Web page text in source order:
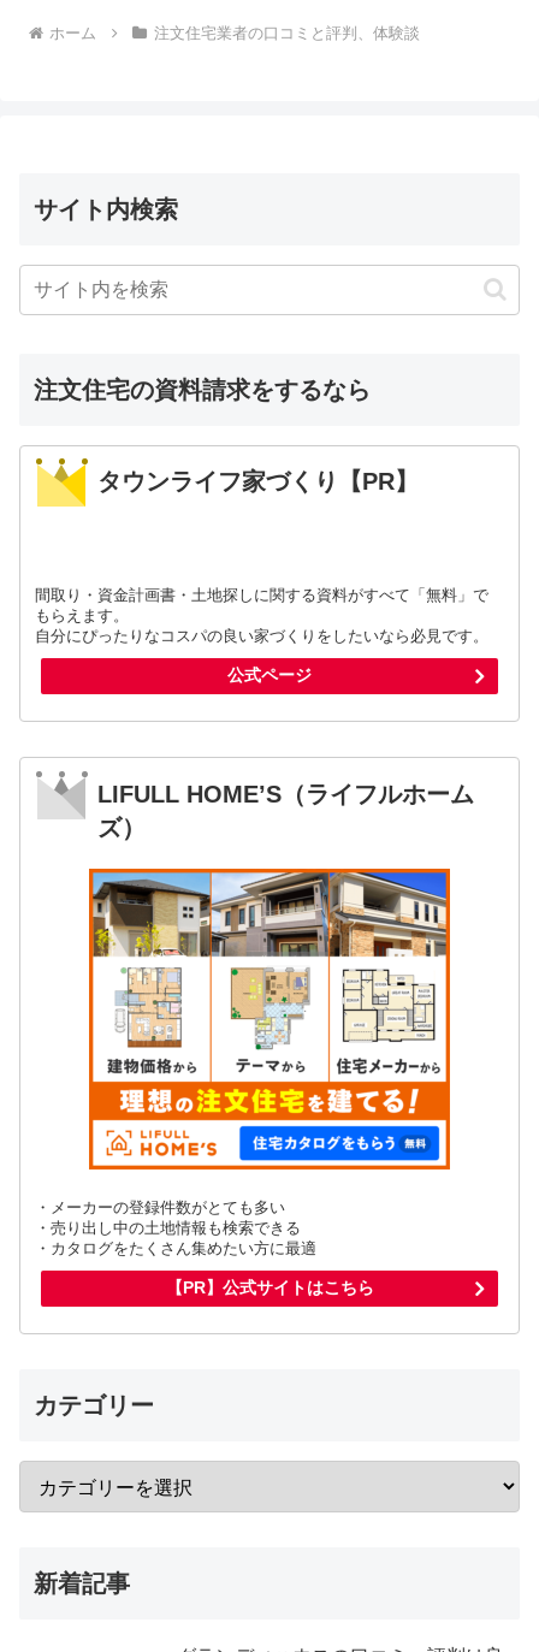
ホーム 注文住宅業者の口コミと評判、体験談
サイト内検索
注文住宅の資料請求をするなら
タウンライフ家づくり【PR】
間取り・資金計画書・土地探しに関する資料がすべて「無料」で
もらえます。
自分にぴったりなコスパの良い家づくりをしたいなら必見です。
公式ページ
LIFULL HOME’S（ライフルホーム
ズ）
・メーカーの登録件数がとても多い
・売り出し中の土地情報も検索できる
・カタログをたくさん集めたい方に最適
【PR】公式サイトはこちら
カテゴリー
新着記事